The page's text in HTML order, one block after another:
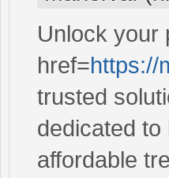
Unlock your
href=https://
trusted
dedicated
affordable